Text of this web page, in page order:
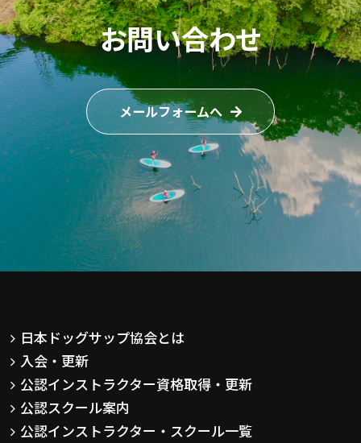
お問い合わせ
メールフォームへ
日本ドッグサップ協会とは
入会・更新
公認インストラクター資格取得・更新
公認スクール案内
公認インストラクター・スクール一覧